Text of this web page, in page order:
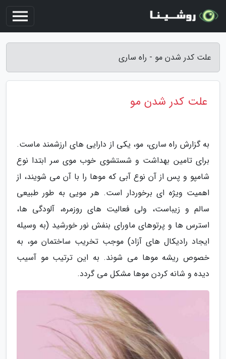
علت کدر شدن مو - راه ساری
علت کدر شدن مو
به گزارش راه ساری، مو، یکی از دارایی های ارزشمند ماست.
برای تامین بهداشت و شستشوی خوب موی سر ابتدا نوع
شامپو و پس از آن نوع آبی که موها را با آن می شویند، از
اهمیت ویژه ای برخوردار است. هر مویی به طور طبیعی
سالم و زیباست، ولی فعالیت های روزمره، آلودگی ها،
استرس ها و پرتوهای ماورای بنفش نور خورشید (به وسیله
ایجاد رادیکال های آزاد) موجب تخریب ساختمان مو، به
خصوص ریشه موها می شوند. به این ترتیب مو آسیب
دیده و شانه کردن موها مشکل می گردد.